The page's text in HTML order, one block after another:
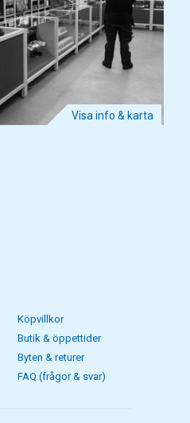
Visa info & karta
Köpvillkor
Butik & öppettider
Byten & returer
FAQ (frågor & svar)